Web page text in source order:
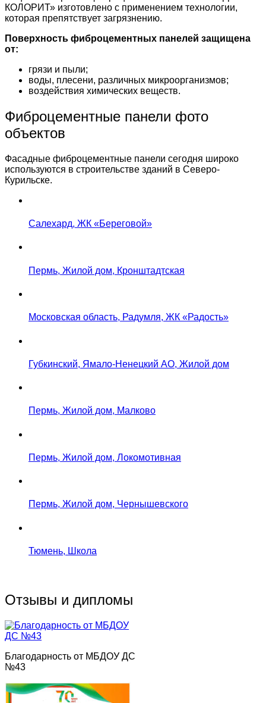
КОЛОРИТ» изготовлено с применением технологии,
которая препятствует загрязнению.
Поверхность фиброцементных панелей защищена
от:
грязи и пыли;
воды, плесени, различных микроорганизмов;
воздействия химических веществ.
Фиброцементные панели фото
объектов
Фасадные фиброцементные панели сегодня широко
используются в строительстве зданий в Северо-
Курильске.
Салехард, ЖК «Береговой»
Пермь, Жилой дом, Кронштадтская
Московская область, Радумля, ЖК «Радость»
Губкинский, Ямало-Ненецкий АО, Жилой дом
Пермь, Жилой дом, Малково
Пермь, Жилой дом, Локомотивная
Пермь, Жилой дом, Чернышевского
Тюмень, Школа
Отзывы и дипломы
Благодарность от МБДОУ ДС
№43